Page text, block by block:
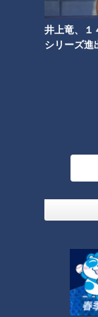
井上竜、１
シリーズ進
に私たちが合図
げるとそれにつ
ラッコは自然界